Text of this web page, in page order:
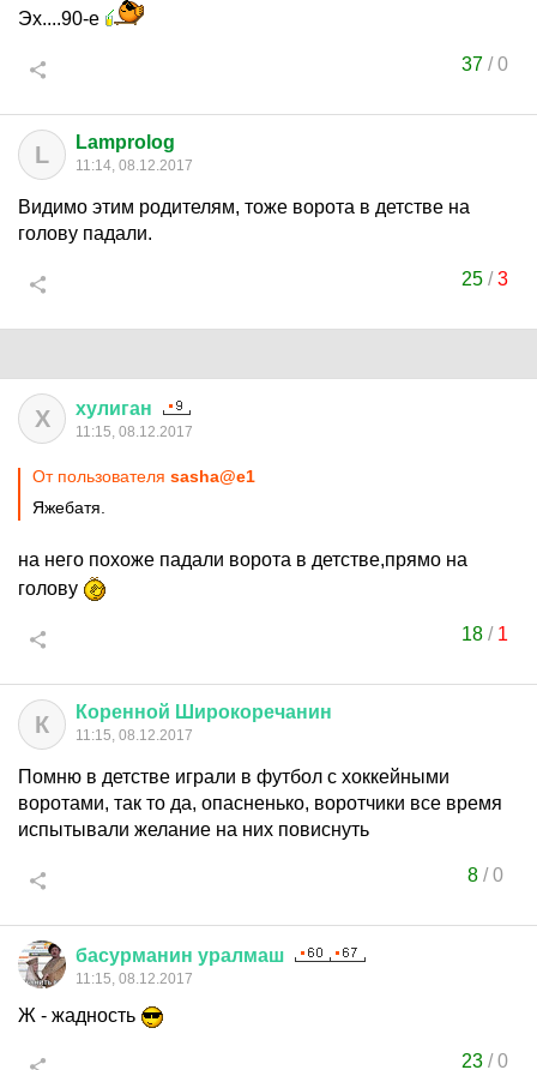
Эх....90-е
37 /0
L Lamprolog
11:14, 08.12.2017
Видимо этим родителям, тоже ворота в детстве на
голову падали.
25 /3
Х хулиган
11:15, 08.12.2017
От пользователя sasha@e1
Яжебатя.
на него похоже падали ворота в детстве,прямо на
голову
18 / 1
К Коренной Широкоречанин
11:15, 08.12.2017
Помню в детстве играли в футбол с хоккейными
воротами, так то да, опасненько, воротчики все время
испытывали желание на них повиснуть
8/0
басурманин уралмаш
11:15, 08.12.2017
Ж - жадность
23 /0